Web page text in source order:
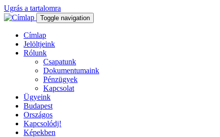
Ugrás a tartalomra
Toggle navigation
Címlap
Jelöltjeink
Rólunk
Csapatunk
Dokumentumaink
Pénzügyek
Kapcsolat
Ügyeink
Budapest
Országos
Kapcsolódj!
Képekben